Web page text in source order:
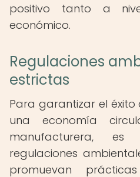
positivo tanto a
económico.
Regulaciones
estrictas
Para garantizar el
una economía
manufacturera, es
regulaciones
promuevan